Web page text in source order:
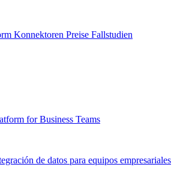
Konnektoren Preise Fallstudien
for Business Teams
de datos para equipos empresariales